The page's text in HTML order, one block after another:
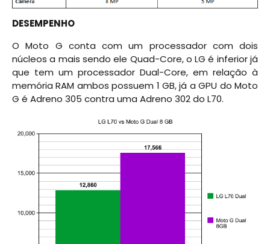
DESEMPENHO
O Moto G conta com um processador com dois
núcleos a mais sendo ele Quad-Core, o LG é inferior já
que tem um processador Dual-Core, em relação à
memória RAM ambos possuem 1 GB, já a GPU do Moto
G é Adreno 305 contra uma Adreno 302 do L70.